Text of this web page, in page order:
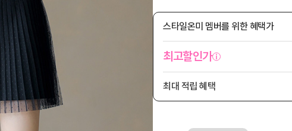
스타일온미 멤버를 위한 혜택가
최고할인가
최대 적립 혜택